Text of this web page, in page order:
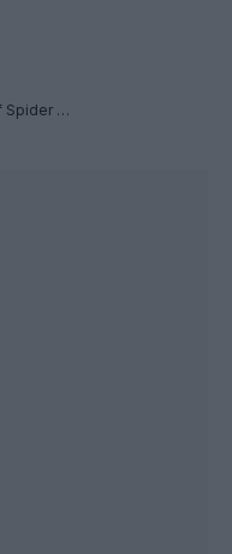
Skąd zło, skąd nienawiść?: Dragon / Wolf Spider - Relacja